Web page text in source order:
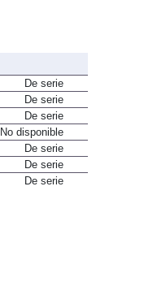
De serie
De serie
De serie
No disponible
De serie
De serie
De serie